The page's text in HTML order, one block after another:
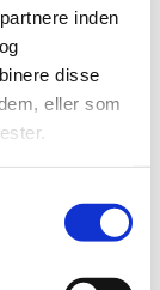
inden
disse
eller som